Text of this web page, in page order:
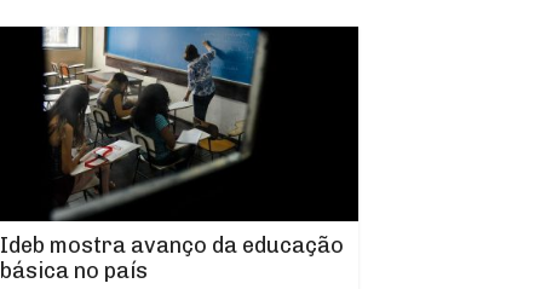
Ideb mostra avanço da educação
básica no país